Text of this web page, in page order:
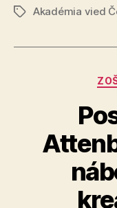
ZnačkyAkadémia vied